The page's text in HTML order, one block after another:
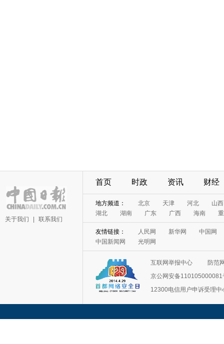
关于我们 联系我们
首页 时政 资讯 财经
地方频道： 北京 天津 河北
山西
湖北
湖南 广东 广西 海南
友情链接： 人民网 新华网
中国网
中国新闻网
光明网
互联网举报中心
防范
京公网安备110105000081
12300电信用户申诉受理中